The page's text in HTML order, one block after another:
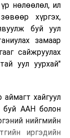
нөлөөлөл, ил
хүргэх,
буй уул
замаар
сайжруулах
уул уурхай"
хайгуул
буй ААН болон
нийгмийн
иргэдийн